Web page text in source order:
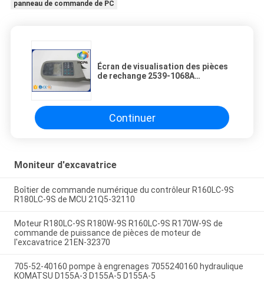
panneau de commande de PC
Écran de visualisation des pièces
de rechange 2539-1068A
Continuer
Moniteur d'excavatrice
Boîtier de commande numérique du contrôleur R160LC-9S
R180LC-9S de MCU 21Q5-32110
Moteur R180LC-9S R180W-9S R160LC-9S R170W-9S de
commande de puissance de pièces de moteur de
l'excavatrice 21EN-32370
705-52-40160 pompe à engrenages 7055240160 hydraulique
KOMATSU D155A-3 D155A-5 D155A-5